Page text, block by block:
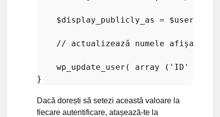
$display_publicly_as = $user_info
// actualizează numele afișat
wp_update_user ( array ( 'ID'
Dacă dorești să setezi această valoare la
fiecare autentificare, atașează-te la